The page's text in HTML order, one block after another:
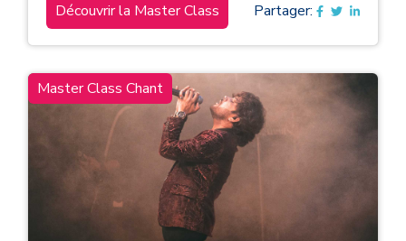
Découvrir la Master Class Partager:
Master Class Chant